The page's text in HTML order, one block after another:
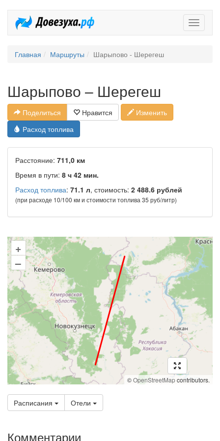
Главная Маршруты Шарыпово - Шерегеш
Шарыпово – Шерегеш
Поделиться Нравится
Изменить
Расход топлива
Расстояние: 711,0 км
Время в пути: 8 ч 42 мин.
Расход топлива: 71.1 л, стоимость: 2 488.6 рублей
(при расходе 10/100 км и стоимости топлива 35 руб/литр)
+
–
©OpenStreetMapcontributors.
Расписания Отели
Комментарии